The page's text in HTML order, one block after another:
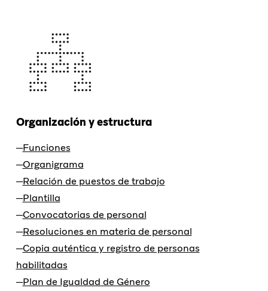
Organización y estructura
Funciones
Organigrama
Relación de puestos de trabajo
Plantilla
Convocatorias de personal
Resoluciones en materia de personal
Copia auténtica y registro de personas
habilitadas
Plan de Igualdad de Género